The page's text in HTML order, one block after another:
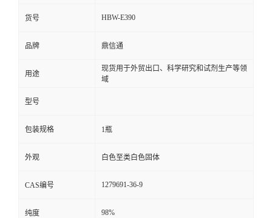
货号 HBW-E390
品牌 鼎信通
用途
现货用于外贸出口、科学研究和试剂生产等领
域
型号
包装规格 1瓶
外观 白色至类白色固体
CAS编号 1279691-36-9
纯度 98%